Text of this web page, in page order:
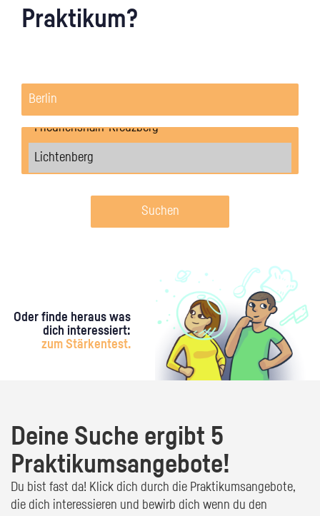
Praktikum?
Suchen
Oder finde heraus was
dich interessiert:
zum Stärkentest.
Deine Suche ergibt 5
Praktikumsangebote!
Du bist fast da! Klick dich durch die Praktikumsangebote,
die dich interessieren und bewirb dich wenn du den